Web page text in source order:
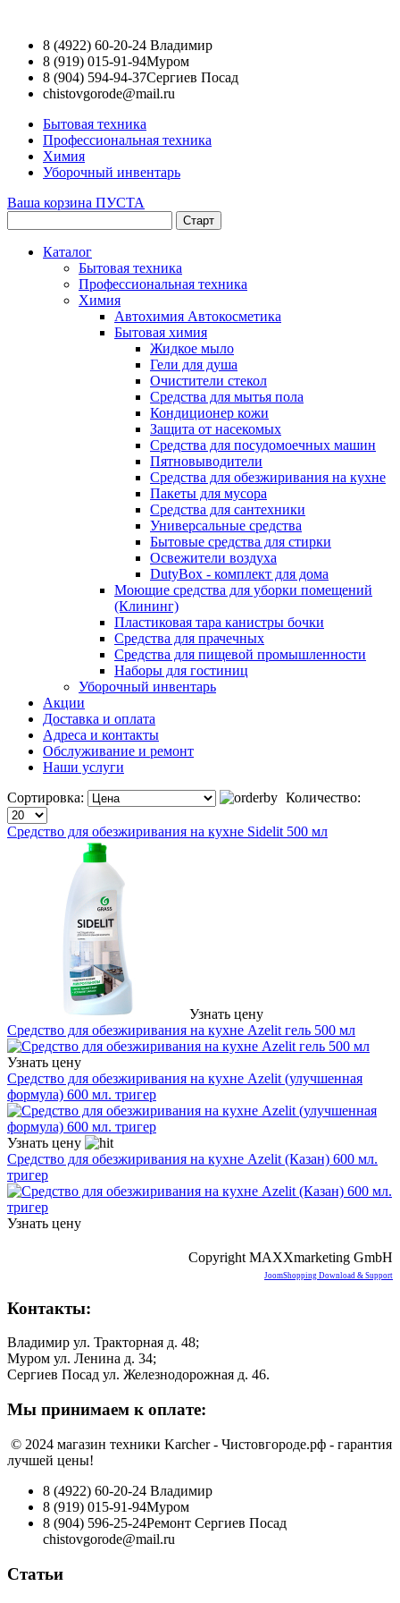
8 (4922) 60-20-24 Владимир
8 (919) 015-91-94Муром
8 (904) 594-94-37Сергиев Посад
chistovgorode@mail.ru
Бытовая техника
Профессиональная техника
Химия
Уборочный инвентарь
Ваша корзина ПУСТА
Каталог
Бытовая техника
Профессиональная техника
Химия
Автохимия Автокосметика
Бытовая химия
Жидкое мыло
Гели для душа
Очистители стекол
Средства для мытья пола
Кондиционер кожи
Защита от насекомых
Средства для посудомоечных машин
Пятновыводители
Средства для обезжиривания на кухне
Пакеты для мусора
Средства для сантехники
Универсальные средства
Бытовые средства для стирки
Освежители воздуха
DutyBox - комплект для дома
Моющие средства для уборки помещений
(Клининг)
Пластиковая тара канистры бочки
Средства для прачечных
Средства для пищевой промышленности
Наборы для гостиниц
Уборочный инвентарь
Акции
Доставка и оплата
Адреса и контакты
Обслуживание и ремонт
Наши услуги
Сортировка:
Количество:
Средство для обезжиривания на кухне Sidelit 500 мл
Узнать цену
Средство для обезжиривания на кухне Azelit гель 500 мл
Узнать цену
Средство для обезжиривания на кухне Azelit (улучшенная
формула) 600 мл. тригер
Узнать цену
Средство для обезжиривания на кухне Azelit (Казан) 600 мл.
тригер
Узнать цену
Copyright MAXXmarketing GmbH
JoomShopping Download & Support
Контакты:
Владимир ул. Тракторная д. 48;
Муром ул. Ленина д. 34;
Сергиев Посад ул. Железнодорожная д. 46.
Мы принимаем к оплате:
© 2024 магазин техники Karcher - Чистовгороде.рф - гарантия
лучшей цены!
8 (4922) 60-20-24 Владимир
8 (919) 015-91-94Муром
8 (904) 596-25-24Ремонт Сергиев Посад
chistovgorode@mail.ru
Статьи